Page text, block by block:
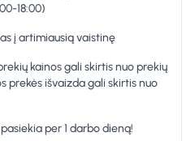
18:00)
į artimiausią vaistinę
kainos gali skirtis nuo prekių
prekės išvaizda gali skirtis nuo
per 1 darbo dieną!